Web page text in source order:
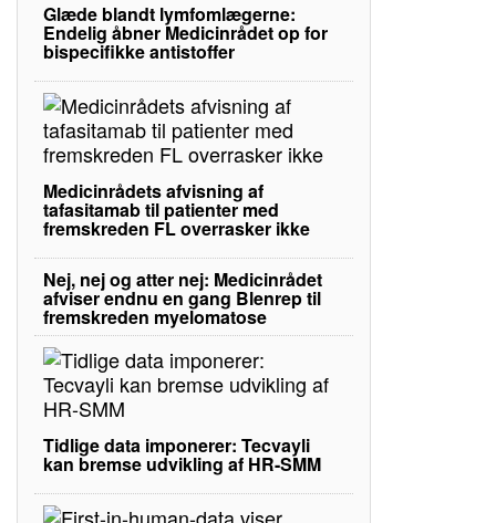
Glæde blandt lymfomlægerne:
Endelig åbner Medicinrådet op for
bispecifikke antistoffer
Medicinrådets afvisning af
tafasitamab til patienter med
fremskreden FL overrasker ikke
Nej, nej og atter nej: Medicinrådet
afviser endnu en gang Blenrep til
fremskreden myelomatose
Tidlige data imponerer: Tecvayli
kan bremse udvikling af HR-SMM